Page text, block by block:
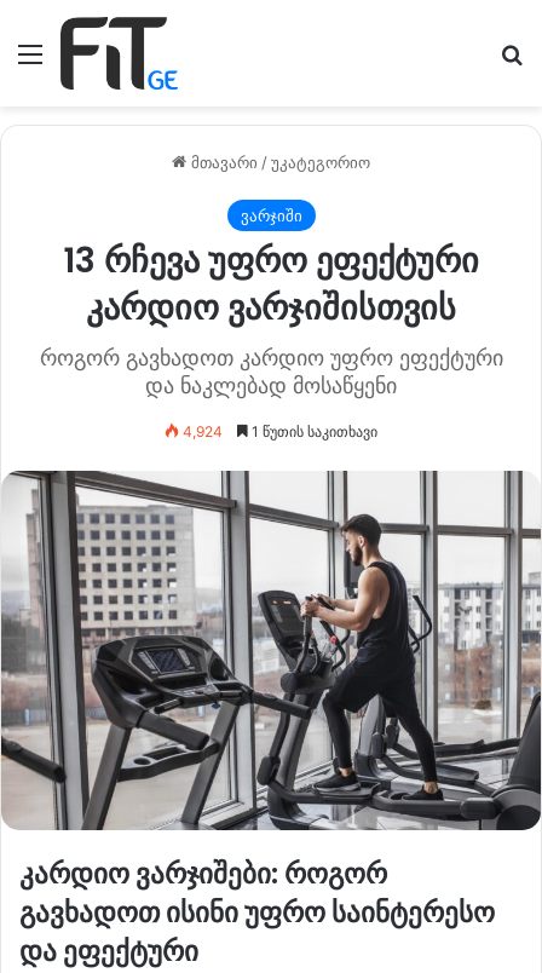
მენიუ
მთავარი /უკატეგორიო
ვარჯიში
13 რჩევა უფრო ეფექტური
კარდიო ვარჯიშისთვის
როგორ გავხადოთ კარდიო უფრო ეფექტური
და ნაკლებად მოსაწყენი
4,924 1 წუთის საკითხავი
კარდიო ვარჯიშები: როგორ
გავხადოთ ისინი უფრო საინტერესო
და ეფექტური